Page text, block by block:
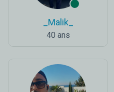
_Malik_
40 ans